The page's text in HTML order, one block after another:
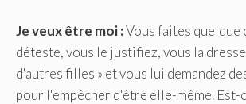
Je veux être moi :Vous faites quelque
déteste, vous le justifiez, vous la
d'autres filles » et vous lui demandez
pour l'empêcher d'être elle-même. Est-